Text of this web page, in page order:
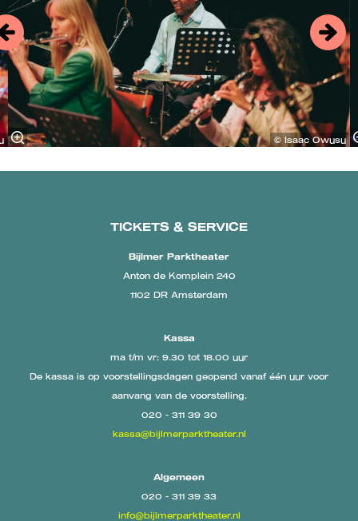
© Isaac Owusu
TICKETS & SERVICE
Bijlmer Parktheater
Anton de Komplein 240
1102 DR Amsterdam
Kassa
ma t/m vr: 9.30 tot 18.00 uur
De kassa is op voorstellingsdagen geopend vanaf één uur voor
aanvang van de voorstelling.
020 - 311 39 30
kassa@bijlmerparktheater.nl
Algemeen
020 - 311 39 33
info@bijlmerparktheater.nl